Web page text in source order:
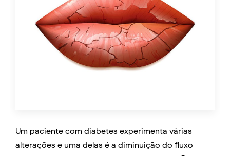
Um paciente com diabetes experimenta várias
alterações e uma delas é a diminuição do fluxo